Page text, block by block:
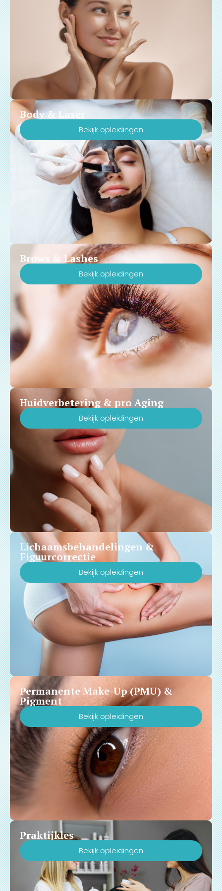
Body & Laser
Bekijk opleidingen
Brows & Lashes
Bekijk opleidingen
Huidverbetering & pro Aging
Bekijk opleidingen
Lichaamsbehandelingen &
Figuurcorrectie
Bekijk opleidingen
Permanente Make-Up (PMU) &
Pigment
Bekijk opleidingen
Praktijkles
Bekijk opleidingen